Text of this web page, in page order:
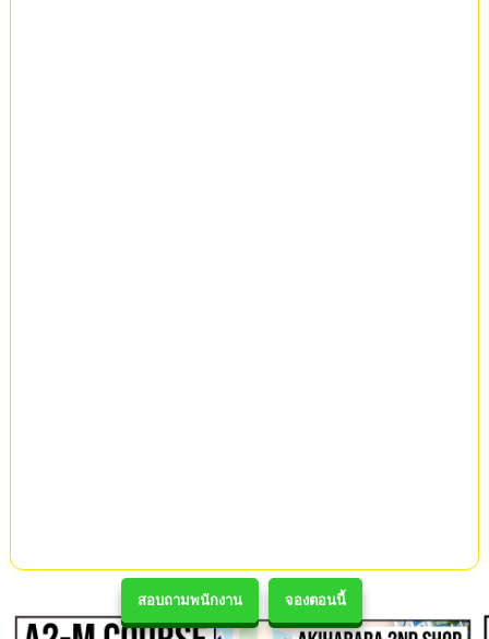
สอบถามพนักงาน จองตอนนี้